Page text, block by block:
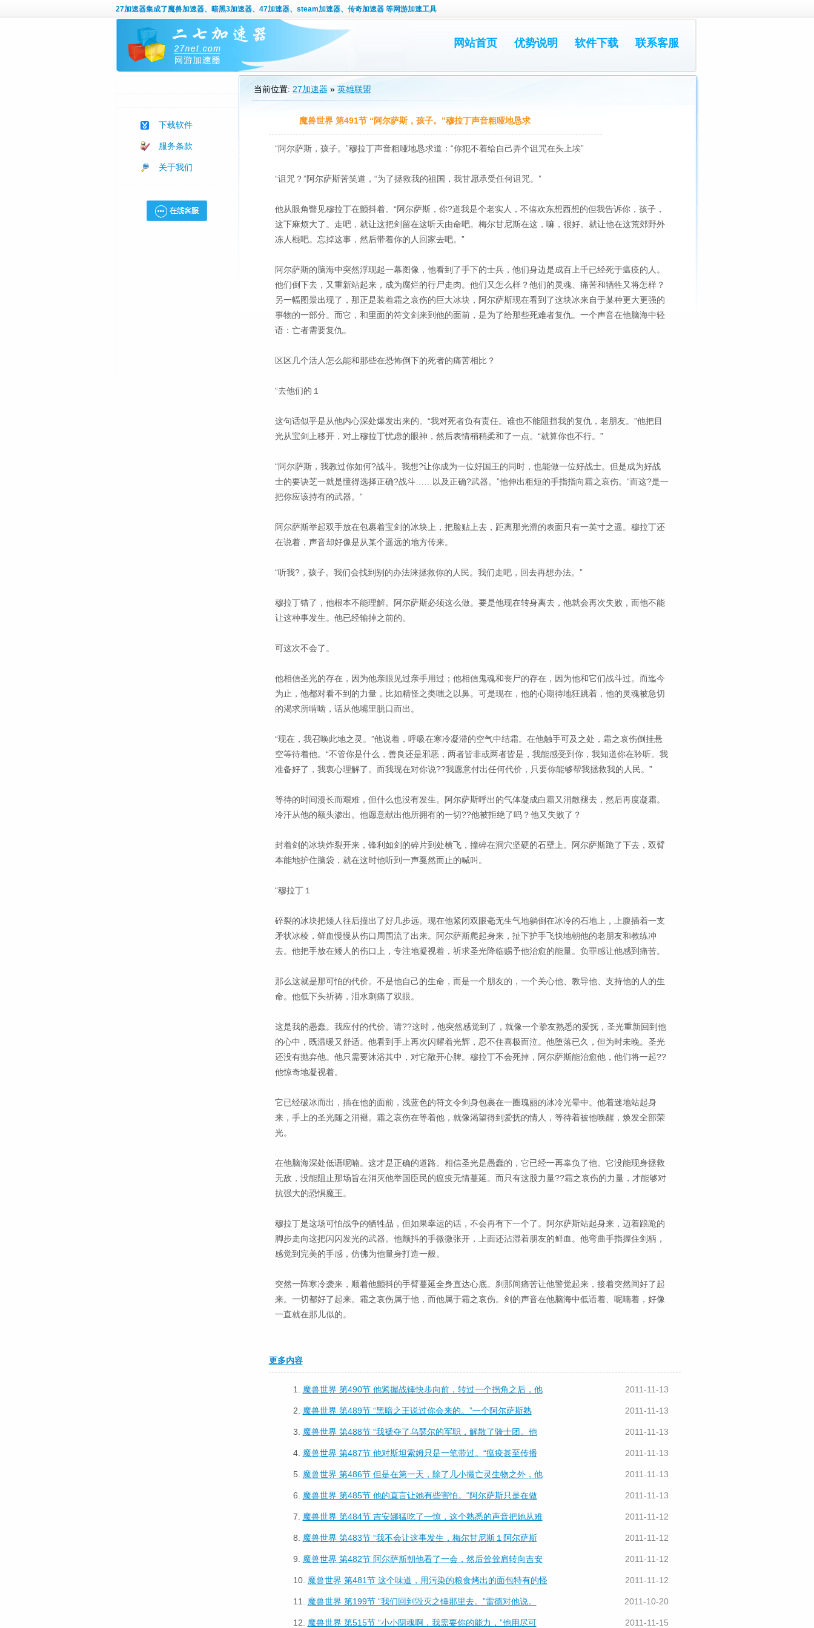
27加速器集成了魔兽加速器、暗黑3加速器、47加速器、steam加速器、传奇加速器 等网游加速工具
网站首页 优势说明 软件下载 联系客服
下载软件
服务条款
关于我们
当前位置: 27加速器» 英雄联盟
魔兽世界 第491节 “阿尔萨斯，孩子。”穆拉丁声音粗哑地恳求
“阿尔萨斯，孩子。”穆拉丁声音粗哑地恳求道：“你犯不着给自己弄个诅咒在头上埃”
“诅咒？”阿尔萨斯苦笑道，“为了拯救我的祖国，我甘愿承受任何诅咒。”
他从眼角瞥见穆拉丁在颤抖着。“阿尔萨斯，你?道我是个老实人，不僖欢东想西想的但我告诉你，孩子，
这下麻烦大了。走吧，就让这把剑留在这听天由命吧。梅尔甘尼斯在这，嘛，很好。就让他在这荒郊野外
冻人棍吧。忘掉这事，然后带着你的人回家去吧。”
阿尔萨斯的脑海中突然浮现起一幕图像，他看到了手下的士兵，他们身边是成百上千已经死于瘟疫的人。
他们倒下去，又重新站起来，成为腐烂的行尸走肉。他们又怎么样？他们的灵魂、痛苦和牺牲又将怎样？
另一幅图景出现了，那正是装着霜之哀伤的巨大冰块，阿尔萨斯现在看到了这块冰来自于某种更大更强的
事物的一部分。而它，和里面的符文剑来到他的面前，是为了给那些死难者复仇。一个声音在他脑海中轻
语：亡者需要复仇。
区区几个活人怎么能和那些在恐怖倒下的死者的痛苦相比？
“去他们的１
这句话似乎是从他内心深处爆发出来的。“我对死者负有责任。谁也不能阻挡我的复仇，老朋友。”他把目
光从宝剑上移开，对上穆拉丁忧虑的眼神，然后表情稍稍柔和了一点。“就算你也不行。”
“阿尔萨斯，我教过你如何?战斗。我想?让你成为一位好国王的同时，也能做一位好战士。但是成为好战
士的要诀芝一就是懂得选择正确?战斗……以及正确?武器。”他伸出粗短的手指指向霜之哀伤。“而这?是一
把你应该持有的武器。”
阿尔萨斯举起双手放在包裹着宝剑的冰块上，把脸贴上去，距离那光滑的表面只有一英寸之遥。穆拉丁还
在说着，声音却好像是从某个遥远的地方传来。
“听我?，孩子。我们会找到别的办法涞拯救你的人民。我们走吧，回去再想办法。”
穆拉丁错了，他根本不能理解。阿尔萨斯必须这么做。要是他现在转身离去，他就会再次失败，而他不能
让这种事发生。他已经输掉之前的。
可这次不会了。
他相信圣光的存在，因为他亲眼见过亲手用过；他相信鬼魂和丧尸的存在，因为他和它们战斗过。而迄今
为止，他都对看不到的力量，比如精怪之类嗤之以鼻。可是现在，他的心期待地狂跳着，他的灵魂被急切
的渴求所啃啮，话从他嘴里脱口而出。
“现在，我召唤此地之灵。”他说着，呼吸在寒冷凝滞的空气中结霜。在他触手可及之处，霜之哀伤倒挂悬
空等待着他。“不管你是什么，善良还是邪恶，两者皆非或两者皆是，我能感受到你，我知道你在聆听。我
准备好了，我衷心理解了。而我现在对你说??我愿意付出任何代价，只要你能够帮我拯救我的人民。”
等待的时间漫长而艰难，但什么也没有发生。阿尔萨斯呼出的气体凝成白霜又消散褪去，然后再度凝霜。
冷汗从他的额头渗出。他愿意献出他所拥有的一切??他被拒绝了吗？他又失败了？
封着剑的冰块炸裂开来，锋利如剑的碎片到处横飞，撞碎在洞穴坚硬的石壁上。阿尔萨斯跪了下去，双臂
本能地护住脑袋，就在这时他听到一声戛然而止的喊叫。
“穆拉丁１
碎裂的冰块把矮人往后撞出了好几步远。现在他紧闭双眼毫无生气地躺倒在冰冷的石地上，上腹插着一支
矛状冰棱，鲜血慢慢从伤口周围流了出来。阿尔萨斯爬起身来，扯下护手飞快地朝他的老朋友和教练冲
去。他把手放在矮人的伤口上，专注地凝视着，祈求圣光降临赐予他治愈的能量。负罪感让他感到痛苦。
那么这就是那可怕的代价。不是他自己的生命，而是一个朋友的，一个关心他、教导他、支持他的人的生
命。他低下头祈祷，泪水刺痛了双眼。
这是我的愚蠢。我应付的代价。请??这时，他突然感觉到了，就像一个挚友熟悉的爱抚，圣光重新回到他
的心中，既温暖又舒适。他看到手上再次闪耀着光辉，忍不住喜极而泣。他堕落已久，但为时未晚。圣光
还没有抛弃他。他只需要沐浴其中，对它敞开心脾。穆拉丁不会死掉，阿尔萨斯能治愈他，他们将一起??
他惊奇地凝视着。
它已经破冰而出，插在他的面前，浅蓝色的符文令剑身包裹在一圈瑰丽的冰冷光晕中。他着迷地站起身
来，手上的圣光随之消褪。霜之哀伤在等着他，就像渴望得到爱抚的情人，等待着被他唤醒，焕发全部荣
光。
在他脑海深处低语呢喃。这才是正确的道路。相信圣光是愚蠢的，它已经一再辜负了他。它没能现身拯救
无敌，没能阻止那场旨在消灭他举国臣民的瘟疫无情蔓延。而只有这股力量??霜之哀伤的力量，才能够对
抗强大的恐惧魔王。
穆拉丁是这场可怕战争的牺牲品，但如果幸运的话，不会再有下一个了。阿尔萨斯站起身来，迈着踉跄的
脚步走向这把闪闪发光的武器。他颤抖的手微微张开，上面还沾湿着朋友的鲜血。他弯曲手指握住剑柄，
感觉到完美的手感，仿佛为他量身打造一般。
突然一阵寒冷袭来，顺着他颤抖的手臂蔓延全身直达心底。刹那间痛苦让他警觉起来，接着突然间好了起
来。一切都好了起来。霜之哀伤属于他，而他属于霜之哀伤。剑的声音在他脑海中低语着、呢喃着，好像
一直就在那儿似的。
更多内容
1. 魔兽世界 第490节 他紧握战锤快步向前，转过一个拐角之后，他 2011-11-13
2. 魔兽世界 第489节 “黑暗之王说过你会来的。”一个阿尔萨斯熟 2011-11-13
3. 魔兽世界 第488节 “我褫夺了乌瑟尔的军职，解散了骑士团。他 2011-11-13
4. 魔兽世界 第487节 他对斯坦索姆只是一笔带过。“瘟疫甚至传播 2011-11-13
5. 魔兽世界 第486节 但是在第一天，除了几小撮亡灵生物之外，他 2011-11-13
6. 魔兽世界 第485节 他的直言让她有些害怕。“阿尔萨斯只是在做 2011-11-13
7. 魔兽世界 第484节 吉安娜猛吃了一惊，这个熟悉的声音把她从难 2011-11-12
8. 魔兽世界 第483节 “我不会让这事发生，梅尔甘尼斯１阿尔萨斯 2011-11-12
9. 魔兽世界 第482节 阿尔萨斯朝他看了一会，然后耸耸肩转向吉安 2011-11-12
10. 魔兽世界 第481节 这个味道，用污染的粮食烤出的面包特有的怪 2011-11-12
11. 魔兽世界 第199节 “我们回到毁灭之锤那里去。”雷德对他说。 2011-10-20
12. 魔兽世界 第515节 “小小阴魂啊，我需要你的能力，”他用尽可 2011-11-15